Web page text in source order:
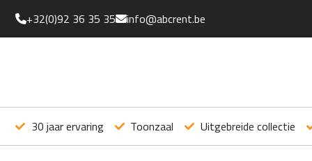
+32(0)92 36 35 35 info@abcrent.be
30 jaar ervaring Toonzaal Uitgebreide collectie